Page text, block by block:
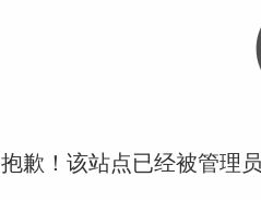
抱歉！该站点已经被管理